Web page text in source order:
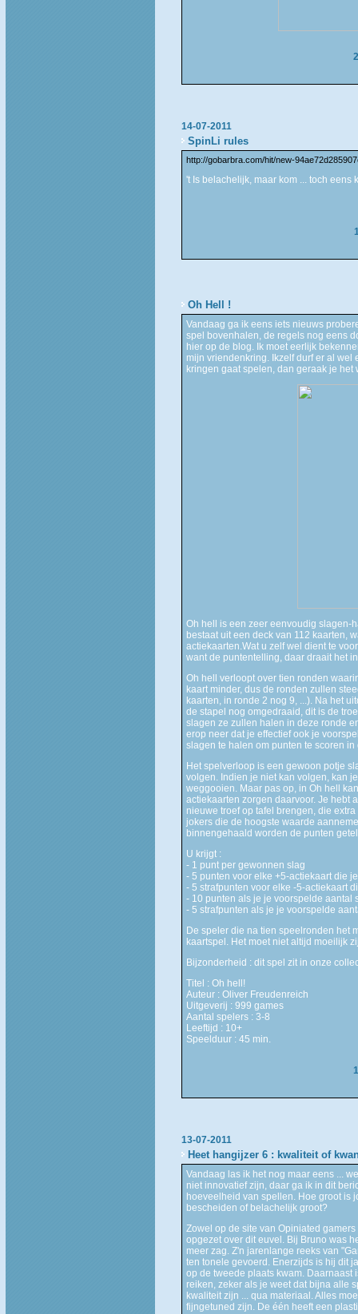
14-07-2011
SpinLi rules
http://gobarbra.com/hit/new-
't Is belachelijk, maar kom ... toch eens
Oh Hell !
Vandaag ga ik eens iets nieuws
spel bovenhalen, de regels nog eens
hier op de blog. Ik moet eerlijk
mijn vriendenkring. Ikzelf durf er al
kringen gaat spelen, dan geraak je het
Oh hell is een zeer eenvoudig slagen-
bestaat uit een deck van 112 kaarten,
actiekaarten.Wat u zelf wel dient te
want de puntentelling, daar draait het
Oh hell verloopt over tien ronden
kaart minder, dus de ronden zullen
kaarten, in ronde 2 nog 9, ...). Na het
de stapel nog omgedraaid, dit is de
slagen ze zullen halen in deze ronde
erop neer dat je effectief ook je
slagen te halen om punten te scoren in
Het spelverloop is een gewoon potje
volgen. Indien je niet kan volgen, kan
weggooien. Maar pas op, in Oh hell
actiekaarten zorgen daarvoor. Je hebt
nieuwe troef op tafel brengen, die
jokers die de hoogste waarde
binnengehaald worden de punten
U krijgt :
- 1 punt per gewonnen slag
- 5 punten voor elke +5-actiekaart die
- 5 strafpunten voor elke -5-actiekaart
- 10 punten als je je voorspelde aantal
- 5 strafpunten als je je voorspelde
De speler die na tien speelronden het
kaartspel. Het moet niet altijd moeilijk
Bijzonderheid : dit spel zit in onze
Titel : Oh hell!
Auteur : Oliver Freudenreich
Uitgeverij : 999 games
Aantal spelers : 3-8
Leeftijd : 10+
Speelduur : 45 min.
13-07-2011
Heet hangijzer 6 : kwaliteit of
Vandaag las ik het nog maar eens ...
niet innovatief zijn, daar ga ik in dit
hoeveelheid van spellen. Hoe groot is
bescheiden of belachelijk groot?
Zowel op de site van Opiniated
opgezet over dit euvel. Bij Bruno was
meer zag. Z'n jarenlange reeks van
ten tonele gevoerd. Enerzijds is hij dit
op de tweede plaats kwam. Daarnaast
reiken, zeker als je weet dat bijna alle
kwaliteit zijn ... qua materiaal. Alles
fijngetuned zijn. De één heeft een